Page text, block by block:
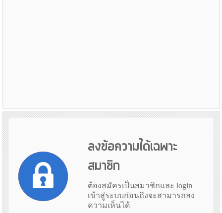
ลงข้อความได้เฉพาะ
สมาชิก
ต้องสมัครเป็นสมาชิกและ login
เข้าสู่ระบบก่อนถึงจะสามารถลง
ความเห็นได้